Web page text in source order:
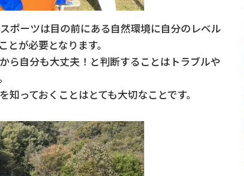
ポーツは目の前にある自然環境に自分のレベル
が必要となります。
ら自分も大丈夫！と判断することはトラブルや
っておくことはとても大切なことです。